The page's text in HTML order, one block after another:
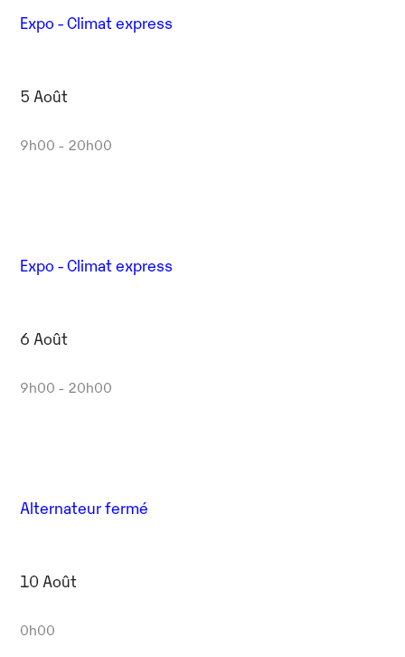
Expo - Climat express
5 Août
9h00 - 20h00
Expo - Climat express
6 Août
9h00 - 20h00
Alternateur fermé
10 Août
0h00